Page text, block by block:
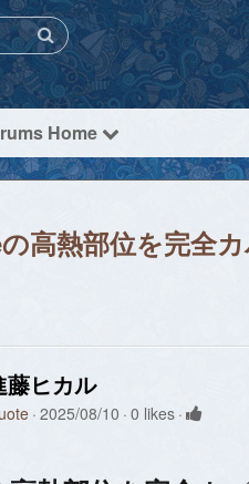
Home
高熱部位を完全
藤ヒカル
2025/08/10 0 likes